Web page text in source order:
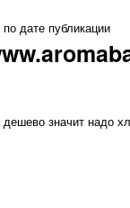
по дате публикации
значит надо